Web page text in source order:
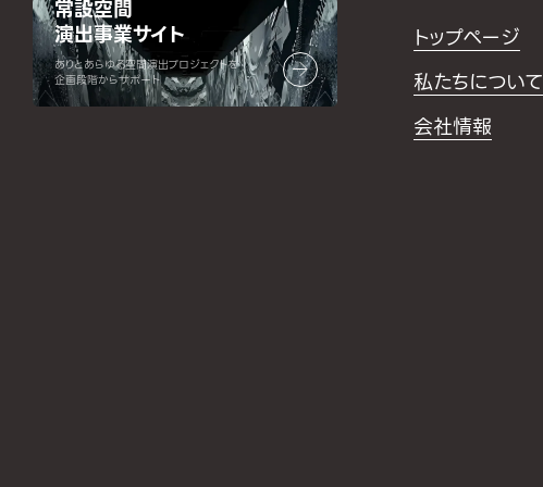
常設空間
演出事業サイト
ありとあらゆる空間演出プロジェクトを
企画段階からサポート
トップページ
私たちについて
会社情報